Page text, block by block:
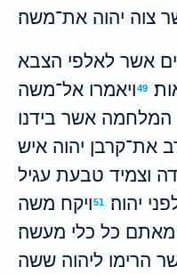
צוה יהוה את־משה׃
אשר לאלפי הצבא
49ויאמרו אל־משה
המלחמה אשר בידנו
את־קרבן יהוה איש
וצמיד טבעת עגיל
יהוה׃
51ויקח משה
כל כלי מעשה׃
הרימו ליהוה ששה